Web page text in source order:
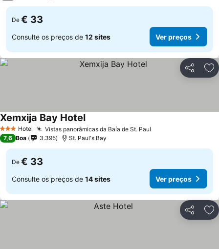
De € 33
Consulte os preços de 12 sites Ver preços
Partilhar
3 EstrelasHotel Vistas panorâmicas da Baía de St. Paul
Xemxija Bay HotelVer preços
7,6 Boa 3.395 St. Paul's Bay
De € 33
Consulte os preços de 14 sites Ver preços
Partilhar